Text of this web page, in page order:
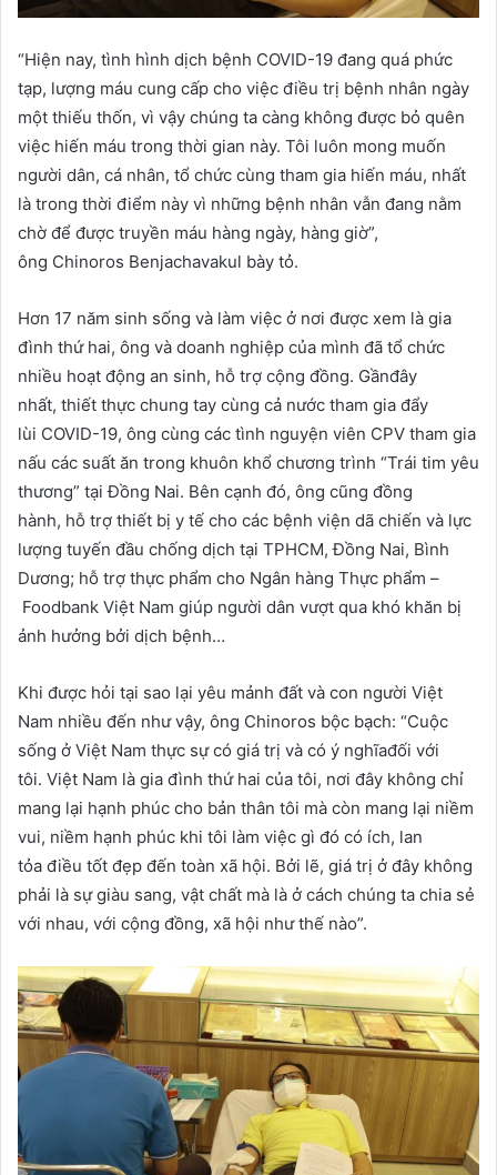
“Hiện nay, tình hình dịch bệnh COVID-19 đang quá phức
tạp, lượng máu cung cấp cho việc điều trị bệnh nhân ngày
một thiếu thốn, vì vậy chúng ta càng không được bỏ quên
việc hiến máu trong thời gian này. Tôi luôn mong muốn
người dân, cá nhân, tổ chức cùng tham gia hiến máu, nhất
là trong thời điểm này vì những bệnh nhân vẫn đang nằm
chờ để được truyền máu hàng ngày, hàng giờ”,
ông Chinoros Benjachavakul bày tỏ.
Hơn 17 năm sinh sống và làm việc ở nơi được xem là gia
đình thứ hai, ông và doanh nghiệp của mình đã tổ chức
nhiều hoạt động an sinh, hỗ trợ cộng đồng. Gầnđây
nhất, thiết thực chung tay cùng cả nước tham gia đẩy
lùi COVID-19, ông cùng các tình nguyện viên CPV tham gia
nấu các suất ăn trong khuôn khổ chương trình “Trái tim yêu
thương” tại Đồng Nai. Bên cạnh đó, ông cũng đồng
hành, hỗ trợ thiết bị y tế cho các bệnh viện dã chiến và lực
lượng tuyến đầu chống dịch tại TPHCM, Đồng Nai, Bình
Dương; hỗ trợ thực phẩm cho Ngân hàng Thực phẩm –
Foodbank Việt Nam giúp người dân vượt qua khó khăn bị
ảnh hưởng bởi dịch bệnh…
Khi được hỏi tại sao lại yêu mảnh đất và con người Việt
Nam nhiều đến như vậy, ông Chinoros bộc bạch: “Cuộc
sống ở Việt Nam thực sự có giá trị và có ý nghĩađối với
tôi. Việt Nam là gia đình thứ hai của tôi, nơi đây không chỉ
mang lại hạnh phúc cho bản thân tôi mà còn mang lại niềm
vui, niềm hạnh phúc khi tôi làm việc gì đó có ích, lan
tỏa điều tốt đẹp đến toàn xã hội. Bởi lẽ, giá trị ở đây không
phải là sự giàu sang, vật chất mà là ở cách chúng ta chia sẻ
với nhau, với cộng đồng, xã hội như thế nào”.